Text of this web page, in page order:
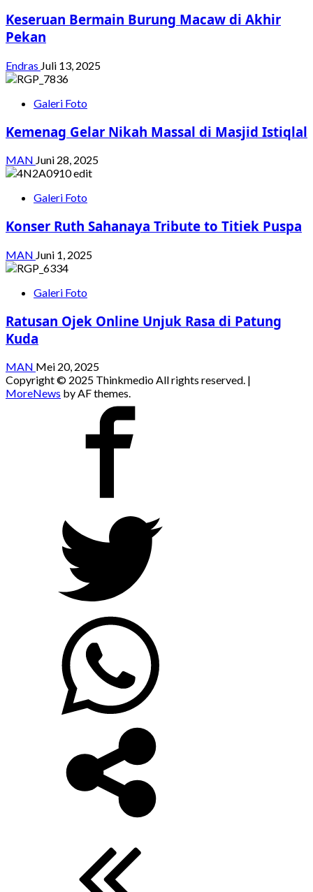
Keseruan Bermain Burung Macaw di Akhir
Pekan
Endras Juli 13, 2025
Galeri Foto
Kemenag Gelar Nikah Massal di Masjid Istiqlal
MAN Juni 28, 2025
Galeri Foto
Konser Ruth Sahanaya Tribute to Titiek Puspa
MAN Juni 1, 2025
Galeri Foto
Ratusan Ojek Online Unjuk Rasa di Patung
Kuda
MAN Mei 20, 2025
Copyright © 2025 Thinkmedio All rights reserved. |
MoreNews by AF themes.